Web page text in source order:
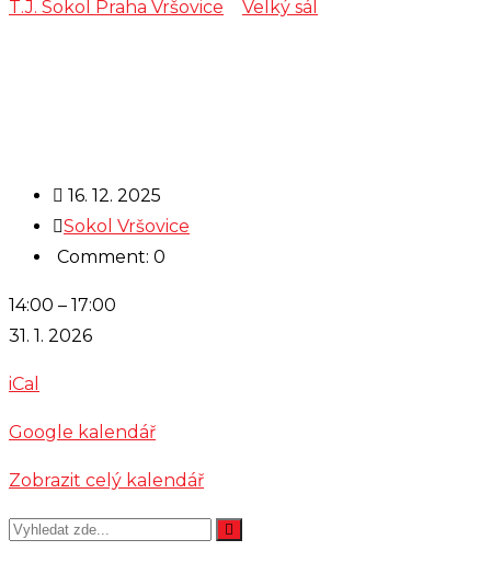
T.J. Sokol Praha Vršovice Velký sál
16. 12. 2025
Sokol Vršovice
Comment: 0
pronájem
Troníček
14:00 – 17:00
31. 1. 2026
iCal
Google kalendář
Zobrazit celý kalendář